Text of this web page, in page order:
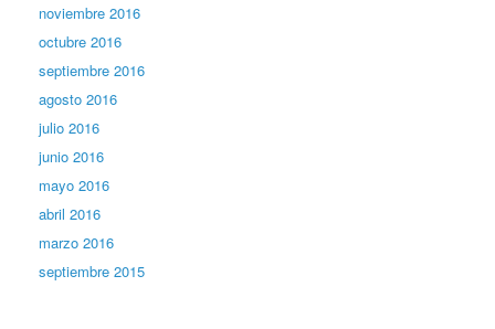
noviembre 2016
octubre 2016
septiembre 2016
agosto 2016
julio 2016
junio 2016
mayo 2016
abril 2016
marzo 2016
septiembre 2015